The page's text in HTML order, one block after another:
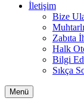
İletişim
Bize
Zabıta
Halk
Bilgi
Sıkça
Menü